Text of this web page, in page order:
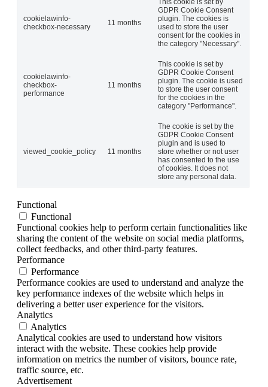
cookielawinfo-
checkbox-necessary
11 months
This cookie is set by
GDPR Cookie Consent
plugin. The cookies is
used to store the user
consent for the cookies in
the category "Necessary".
cookielawinfo-
checkbox-
performance
11 months
This cookie is set by
GDPR Cookie Consent
plugin. The cookie is used
to store the user consent
for the cookies in the
category "Performance".
viewed_cookie_policy 11 months
The cookie is set by the
GDPR Cookie Consent
plugin and is used to
store whether or not user
has consented to the use
of cookies. It does not
store any personal data.
Functional
Functional
Functional cookies help to perform certain functionalities like
sharing the content of the website on social media platforms,
collect feedbacks, and other third-party features.
Performance
Performance
Performance cookies are used to understand and analyze the
key performance indexes of the website which helps in
delivering a better user experience for the visitors.
Analytics
Analytics
Analytical cookies are used to understand how visitors
interact with the website. These cookies help provide
information on metrics the number of visitors, bounce rate,
traffic source, etc.
Advertisement